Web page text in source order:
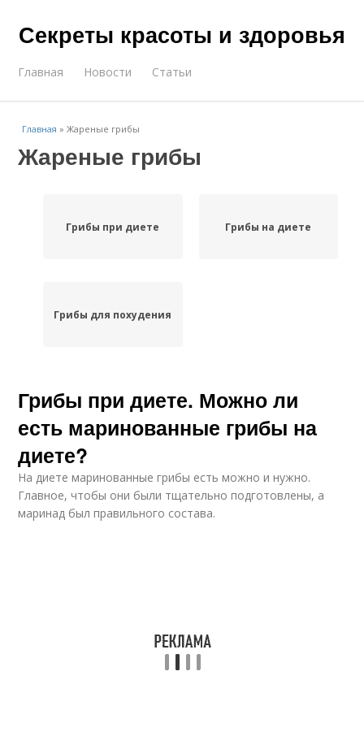
Секреты красоты и здоровья
Главная Новости Статьи
Главная »Жареные грибы
Жареные грибы
Грибы при диете Грибы на диете
Грибы для похудения
Грибы при диете. Можно ли
есть маринованные грибы на
диете?
На диете маринованные грибы есть можно и нужно.
Главное, чтобы они были тщательно подготовлены, а
маринад был правильного состава.